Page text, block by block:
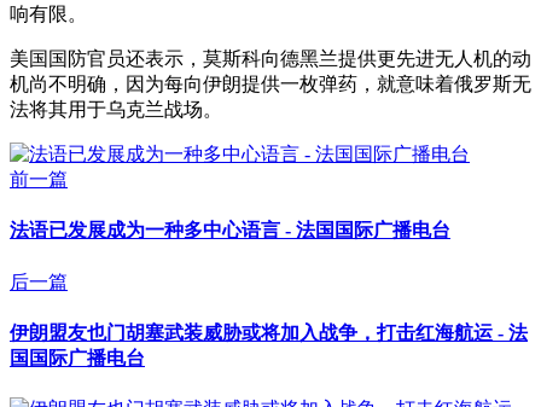
响有限。
美国国防官员还表示，莫斯科向德黑兰提供更先进无人机的动
机尚不明确，因为每向伊朗提供一枚弹药，就意味着俄罗斯无
法将其用于乌克兰战场。
前一篇
法语已发展成为一种多中心语言 - 法国国际广播电台
后一篇
伊朗盟友也门胡塞武装威胁或将加入战争，打击红海航运 - 法
国国际广播电台